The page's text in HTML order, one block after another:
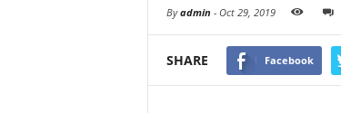
Byadmin - Oct 29, 2019
SHARE Facebook